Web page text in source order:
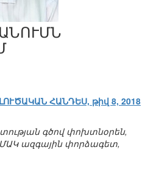
ՀԱՆԴԵՍ, թիվ 8, 2018
գծով փոխտնօրեն,
ՄԱԿ ազգային փորձագետ,